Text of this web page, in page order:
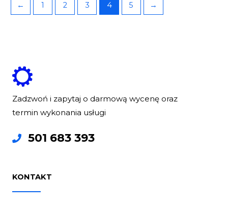
← 1 2 3 4 5 →
Zadzwoń i zapytaj o darmową wycenę oraz
termin wykonania usługi
501 683 393
KONTAKT